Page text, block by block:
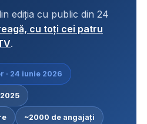
ediția cu public din 24
cu toți cei patru
.
· 24 iunie 2026
~2000 de angajați